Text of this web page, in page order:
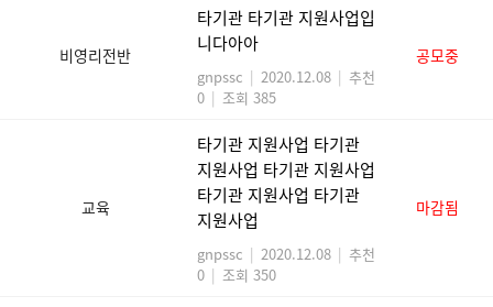
비영리전반
타기관 타기관 지원사업입
니다아아
gnpssc | 2020.12.08 | 추천
0 | 조회 385
공모중
교육
타기관 지원사업 타기관
지원사업 타기관 지원사업
타기관 지원사업 타기관
지원사업
gnpssc | 2020.12.08 | 추천
0 | 조회 350
마감됨